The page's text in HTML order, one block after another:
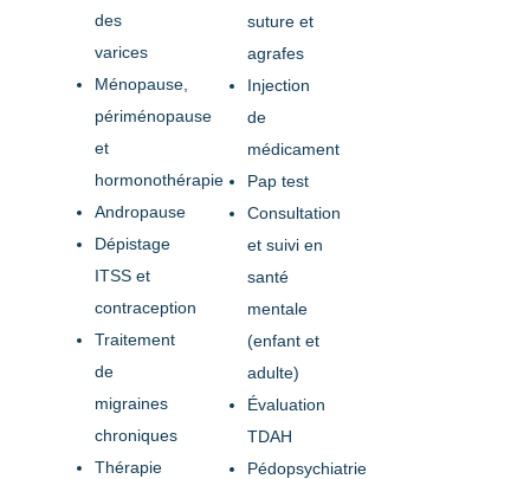
des
varices
Ménopause,
périménopause
et
hormonothérapie
Andropause
Dépistage
ITSS et
contraception
Traitement
de
migraines
chroniques
Thérapie
suture et
agrafes
Injection
de
médicament
Pap test
Consultation
et suivi en
santé
mentale
(enfant et
adulte)
Évaluation
TDAH
Pédopsychiatrie